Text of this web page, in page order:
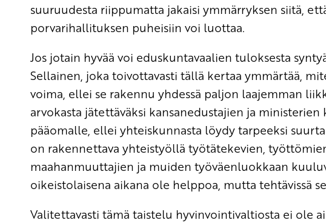
suuruudesta riippumatta jakaisi ymmärryksen siitä,
porvarihallituksen puheisiin voi luottaa.
Jos jotain hyvää voi eduskuntavaalien tuloksesta
Sellainen, joka toivottavasti tällä kertaa ymmärtää,
voima, ellei se rakennu yhdessä paljon laajemman
arvokasta jätettäväksi kansanedustajien ja ministerien
pääomalle, ellei yhteiskunnasta löydy tarpeeksi
on rakennettava yhteistyöllä työtätekevien,
maahanmuuttajien ja muiden työväenluokkaan
oikeistolaisena aikana ole helppoa, mutta tehtävissä
Valitettavasti tämä taistelu hyvinvointivaltiosta ei ole